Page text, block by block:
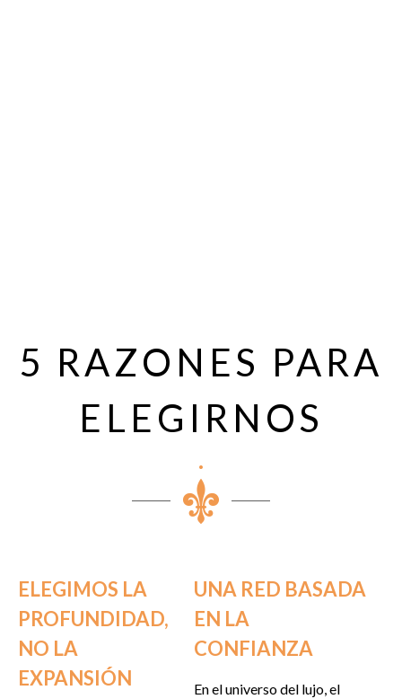
5 RAZONES PARA
ELEGIRNOS
ELEGIMOS LA
PROFUNDIDAD,
NO LA
EXPANSIÓN
UNA RED BASADA
EN LA
CONFIANZA
En el universo del lujo, el